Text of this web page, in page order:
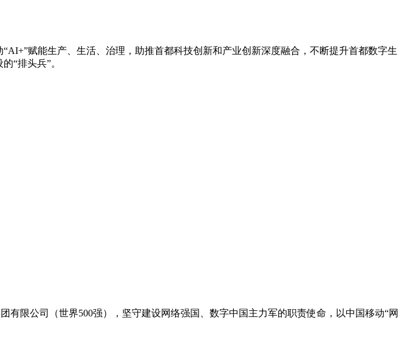
赋能生产、生活、治理，助推首都科技创新和产业创新深度融合，不断提升首都数字生
“排头兵”。
限公司（世界500强），坚守建设网络强国、数字中国主力军的职责使命，以中国移动“网